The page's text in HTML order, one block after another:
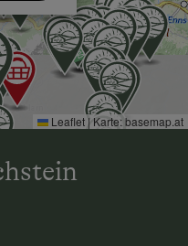
Leaflet | Karte:basemap.at